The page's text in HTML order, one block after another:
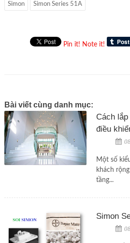
Simon Simon Series 51A
Pin it! Note it!
Bài viết cùng danh mục:
Cách
điều
Một số
khách
tầng...
Simon